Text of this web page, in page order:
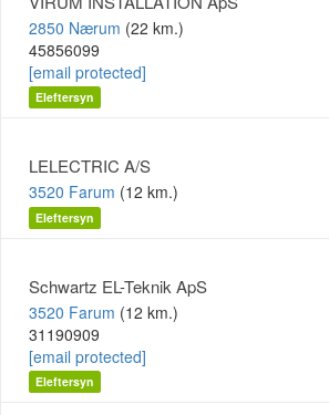
2850 Nærum (22 km.)
45856099
[email protected]
Eleftersyn
LELECTRIC A/S
3520 Farum (12 km.)
Eleftersyn
Schwartz EL-Teknik ApS
3520 Farum (12 km.)
31190909
[email protected]
Eleftersyn